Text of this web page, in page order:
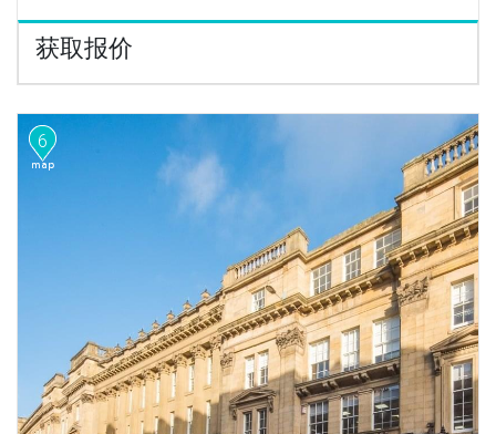
获取报价
6